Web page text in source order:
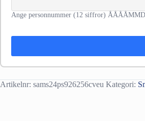
Ange personnummer (12 siffror)
Artikelnr: sams24ps926256cveu Kategori: